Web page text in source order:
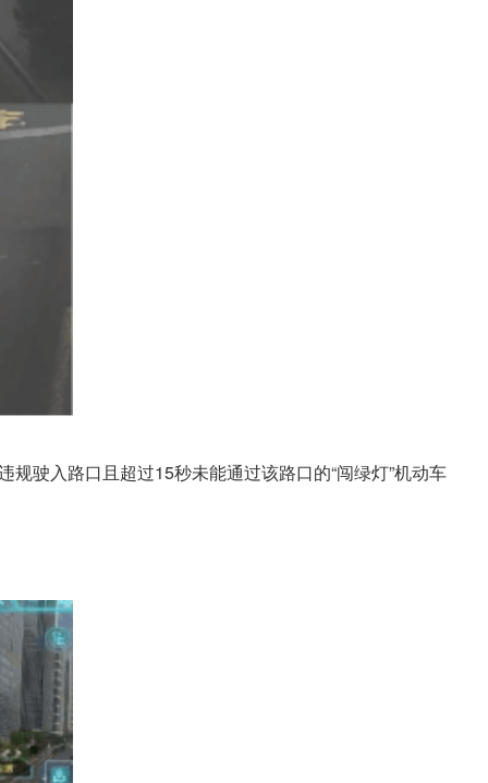
驶入路口且超过15秒未能通过该路口的“闯绿灯”机动车